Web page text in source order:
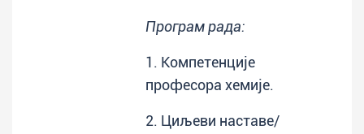
Програм рада:
1. Компетенције
професора хемије.
2. Циљеви наставе/